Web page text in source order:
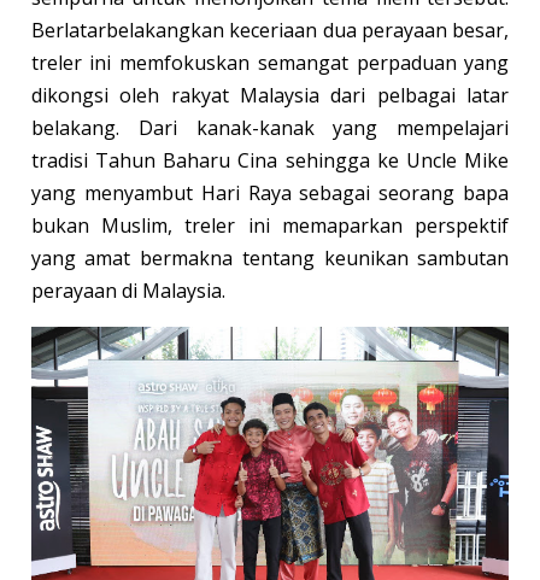
Berlatarbelakangkan keceriaan dua perayaan besar,
treler ini memfokuskan semangat perpaduan yang
dikongsi oleh rakyat Malaysia dari pelbagai latar
belakang. Dari kanak-kanak yang mempelajari
tradisi Tahun Baharu Cina sehingga ke Uncle Mike
yang menyambut Hari Raya sebagai seorang bapa
bukan Muslim, treler ini memaparkan perspektif
yang amat bermakna tentang keunikan sambutan
perayaan di Malaysia.